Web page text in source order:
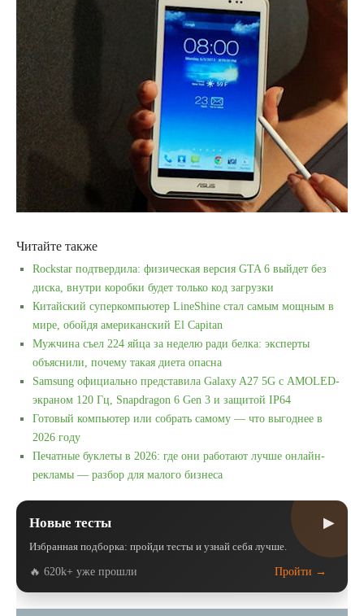
Читайте также
Rockstar подтвердила: физическая версия GTA 6 выйдет без
диска, внутри коробки будет только код загрузки
Китайский суперкомпьютер LineShine стал самым мощным в
мире, обойдя американский El Capitan
Мужчина съел 224 яйца за неделю ради белка: эксперты
объяснили, почему такая диета опасна
Samsung официально представила Galaxy A27 5G с AMOLED-
экраном 120 Гц, Snapdragon 6 Gen 3 и защитой IP64
Готовый компьютер или собрать самому — что выгоднее в
2026 году
Печатные буклеты в 2026: где они работают лучше онлайн-
рекламы — разбор для малого бизнеса
Новые тесты ▶
Избранная подборка: пройди тесты и узнай себя лучше.
🔥 620k+ уже прошли Пройти →